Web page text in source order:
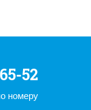
52
номеру